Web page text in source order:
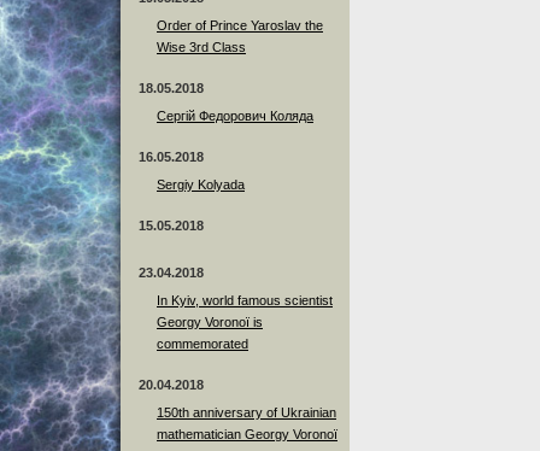
Order of Prince Yaroslav the
Wise 3rd Class
18.05.2018
Сергій Федорович Коляда
16.05.2018
Sergiy Kolyada
15.05.2018
23.04.2018
In Kyiv, world famous scientist
Georgy Voronoï is
commemorated
20.04.2018
150th anniversary of Ukrainian
mathematician Georgy Voronoï